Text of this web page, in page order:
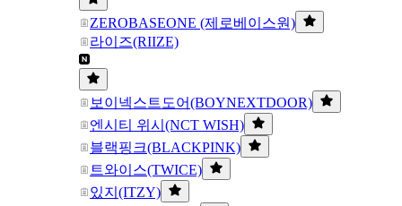
ZEROBASEONE (제로베이스원)
라이즈(RIIZE)
보이넥스트도어(BOYNEXTDOOR)
엔시티 위시(NCT WISH)
블랙핑크(BLACKPINK)
트와이스(TWICE)
있지(ITZY)